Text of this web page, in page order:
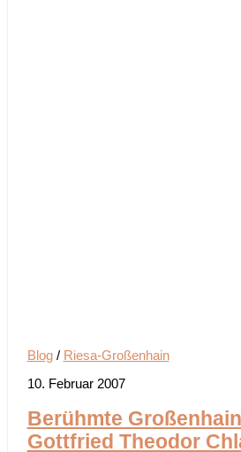
Blog/ Riesa-Großenhain
10. Februar 2007
Berühmte
Gottfried Theodor